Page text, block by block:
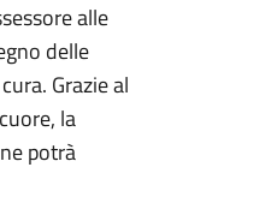
alle
delle
Grazie al
la
potrà